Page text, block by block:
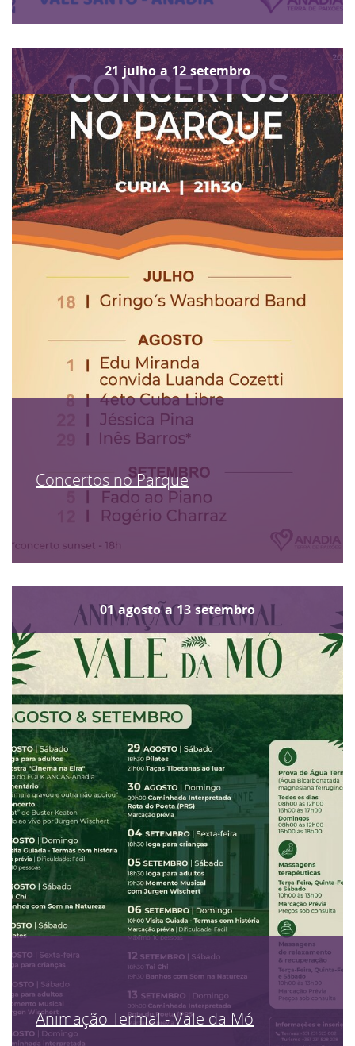
21 julho a 12 setembro
Concertos no Parque
01 agosto a 13 setembro
Animação Termal - Vale da Mó